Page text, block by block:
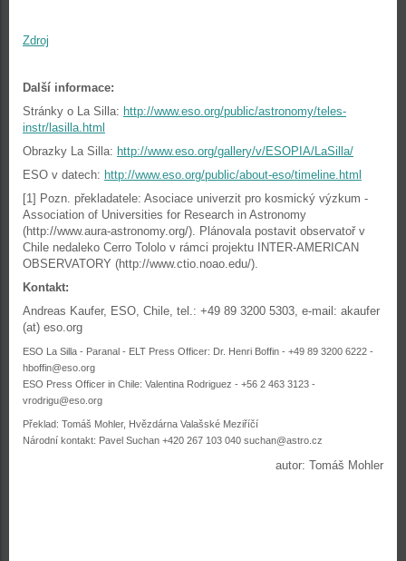
Zdroj
Další informace:
Stránky o La Silla: http://www.eso.org/public/astronomy/teles-
instr/lasilla.html
Obrazky La Silla: http://www.eso.org/gallery/v/ESOPIA/LaSilla/
ESO v datech: http://www.eso.org/public/about-eso/timeline.html
[1] Pozn. překladatele: Asociace univerzit pro kosmický výzkum -
Association of Universities for Research in Astronomy
(http://www.aura-astronomy.org/). Plánovala postavit observatoř v
Chile nedaleko Cerro Tololo v rámci projektu INTER-AMERICAN
OBSERVATORY (http://www.ctio.noao.edu/).
Kontakt:
Andreas Kaufer, ESO, Chile, tel.: +49 89 3200 5303, e-mail: akaufer
(at) eso.org
ESO La Silla - Paranal - ELT Press Officer: Dr. Henri Boffin - +49 89 3200 6222 -
hboffin@eso.org
ESO Press Officer in Chile: Valentina Rodriguez - +56 2 463 3123 -
vrodrigu@eso.org
Překlad: Tomáš Mohler, Hvězdárna Valašské Meziříčí
Národní kontakt: Pavel Suchan +420 267 103 040 suchan@astro.cz
autor: Tomáš Mohler